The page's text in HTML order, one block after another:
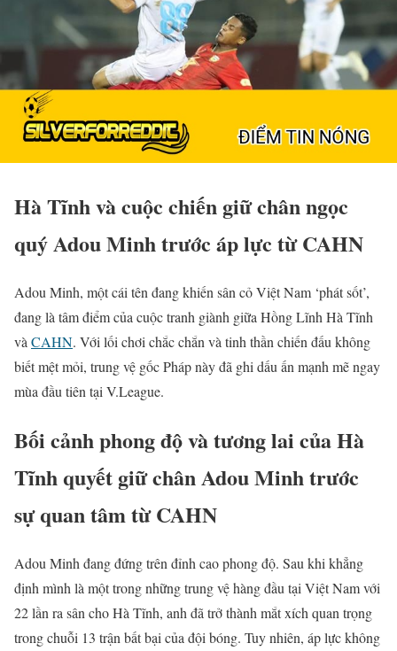
Hà Tĩnh và cuộc chiến giữ chân ngọc
quý Adou Minh trước áp lực từ CAHN
Adou Minh, một cái tên đang khiến sân cỏ Việt Nam ‘phát sốt’,
đang là tâm điểm của cuộc tranh giành giữa Hồng Lĩnh Hà Tĩnh
vàCAHN. Với lối chơi chắc chắn và tinh thần chiến đấu không
biết mệt mỏi, trung vệ gốc Pháp này đã ghi dấu ấn mạnh mẽ ngay
mùa đầu tiên tại V.League.
Bối cảnh phong độ và tương lai của Hà
Tĩnh quyết giữ chân Adou Minh trước
sự quan tâm từ CAHN
Adou Minh đang đứng trên đỉnh cao phong độ. Sau khi khẳng
định mình là một trong những trung vệ hàng đầu tại Việt Nam với
22 lần ra sân cho Hà Tĩnh, anh đã trở thành mắt xích quan trọng
trong chuỗi 13 trận bất bại của đội bóng. Tuy nhiên, áp lực không